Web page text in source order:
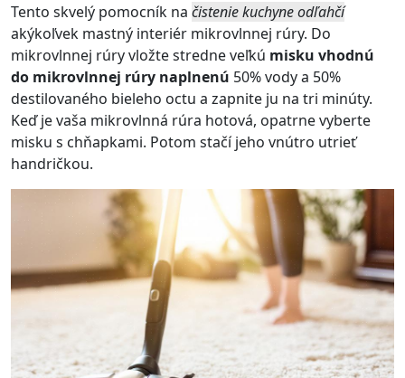
Tento skvelý pomocník na čistenie kuchyne odľahčí
akýkoľvek mastný interiér mikrovlnnej rúry. Do
mikrovlnnej rúry vložte stredne veľkú misku vhodnú
do mikrovlnnej rúry naplnenú 50% vody a 50%
destilovaného bieleho octu a zapnite ju na tri minúty.
Keď je vaša mikrovlnná rúra hotová, opatrne vyberte
misku s chňapkami. Potom stačí jeho vnútro utrieť
handričkou.